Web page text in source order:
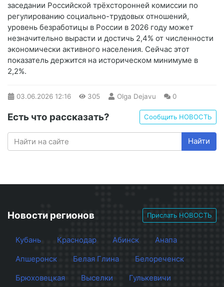
заседании Российской трёхсторонней комиссии по
регулированию социально-трудовых отношений,
уровень безработицы в России в 2026 году может
незначительно вырасти и достичь 2,4% от численности
экономически активного населения. Сейчас этот
показатель держится на историческом минимуме в
2,2%.
03.06.2026 12:16 305 Olga Dejavu 0
Есть что рассказать? Сообщить НОВОСТЬ
Найти
Новости регионов Прислать НОВОСТЬ
Кубань Краснодар Абинск
Анапа
Апшеронск
Белая Глина
Белореченск
Брюховецкая
Выселки
Гулькевичи